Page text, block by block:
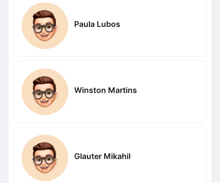
Paula Lubos
Winston Martins
Glauter Mikahil